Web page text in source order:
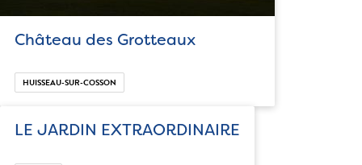
Château des Grotteaux
HUISSEAU-SUR-COSSON
LE JARDIN EXTRAORDINAIRE